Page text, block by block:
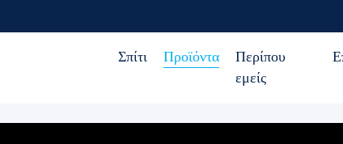
Σπίτι Προϊόντα
Περίπου
εμείς